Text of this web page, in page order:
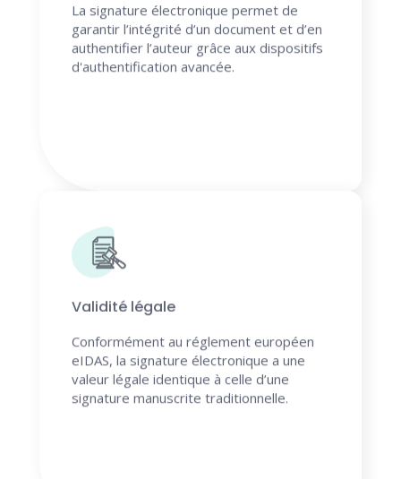
La signature électronique permet de
garantir l’intégrité d’un document et d’en
authentifier l’auteur grâce aux dispositifs
d'authentification avancée.
Validité légale
Conformément au réglement européen
eIDAS, la signature électronique a une
valeur légale identique à celle d’une
signature manuscrite traditionnelle.